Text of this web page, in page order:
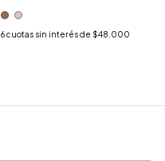
6 cuotas sin interés de $48.000